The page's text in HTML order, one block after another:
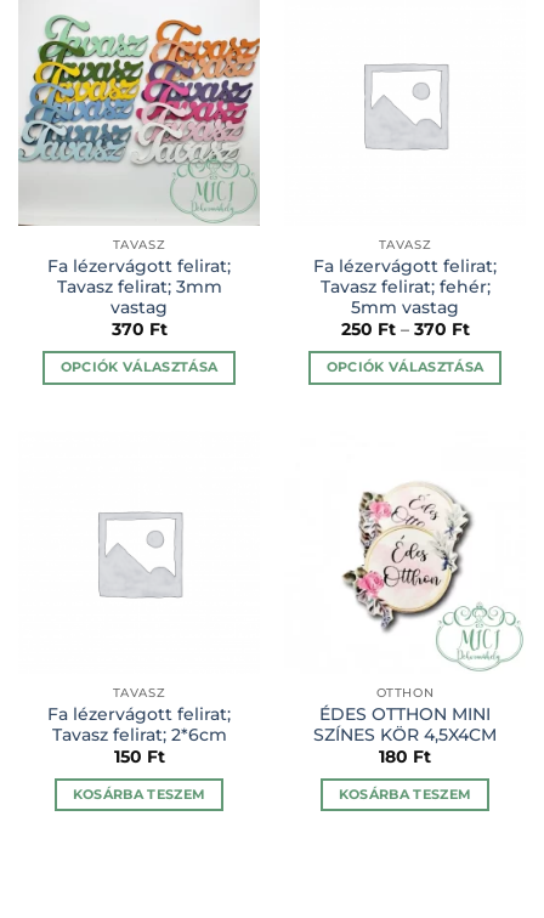
TAVASZ
Fa lézervágott felirat;
Tavasz felirat; 3mm
vastag
370 Ft
OPCIÓK VÁLASZTÁSA
van.
A
változatok
a
TAVASZ
Fa lézervágott felirat;
Tavasz felirat; fehér;
5mm vastag
250 Ft– 370 Ft
OPCIÓK VÁLASZTÁSA
variációja
van.
A
változatok
termékoldalon
választhatók
TAVASZ
Fa lézervágott felirat;
Tavasz felirat; 2*6cm
150 Ft
KOSÁRBA TESZEM
OTTHON
ÉDES OTTHON MINI
SZÍNES KÖR 4,5X4CM
180 Ft
KOSÁRBA TESZEM